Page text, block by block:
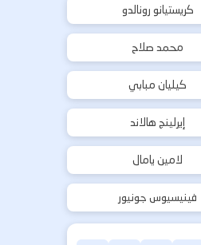
كريستيانو رونالدو
محمد صلاح
كيليان مبابي
إيرلينج هالاند
لامين يامال
فينيسيوس جونيور